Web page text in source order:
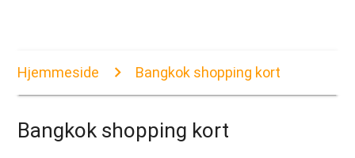
Hjemmeside Bangkok shopping kort
Bangkok shopping kort